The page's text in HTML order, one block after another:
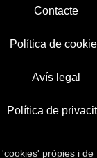
Contacte
Política de
Avís legal
Política de
pròpies i